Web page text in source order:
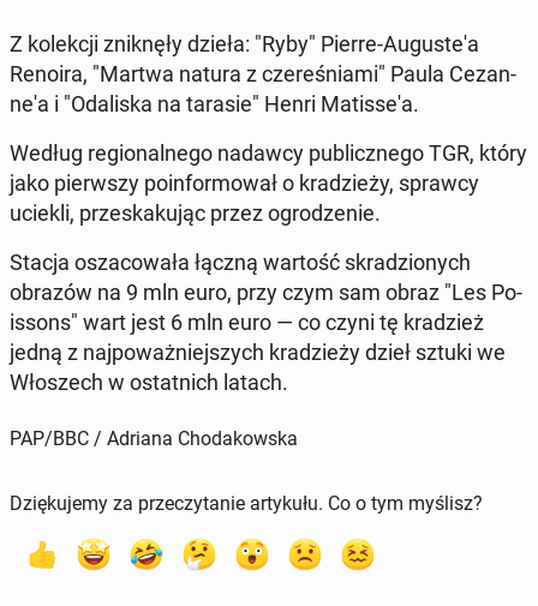
Z ko­lek­cji znik­nę­ły dzieła: "Ryby" Pierre-Au­gu­ste­'a
Renoira, "Martwa natura z cze­re­śnia­mi" Paula Ce­zan­
ne­'a i "Oda­li­ska na tarasie" Henri Ma­tis­se­'a.
Według re­gio­nal­ne­go nadawcy pu­blicz­ne­go TGR, który
jako pierw­szy po­in­for­mo­wał o kra­dzie­ży, sprawcy
uciekli, prze­ska­ku­jąc przez ogro­dze­nie.
Stacja osza­co­wa­ła łączną wartość skra­dzio­nych
obrazów na 9 mln euro, przy czym sam obraz "Les Po­
is­sons" wart jest 6 mln euro — co czyni tę kra­dzież
jedną z naj­po­waż­niej­szych kra­dzie­ży dzieł sztuki we
Wło­szech w ostat­nich latach.
PAP/BBC / Adriana Chodakowska
Dziękujemy za przeczytanie artykułu. Co o tym myślisz?